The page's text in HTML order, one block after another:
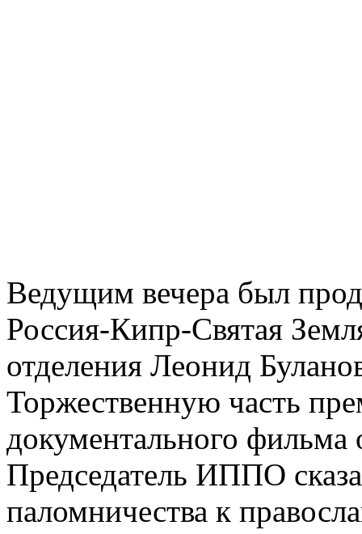
Ведущим вечера был
Россия-Кипр-Святая
отделения Леонид
Торжественную часть
документального
Председатель ИППО
паломничества к